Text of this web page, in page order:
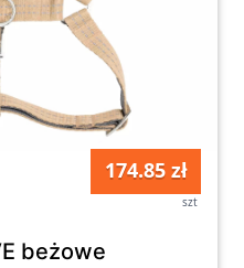
174.85 zł
szt
beżowe